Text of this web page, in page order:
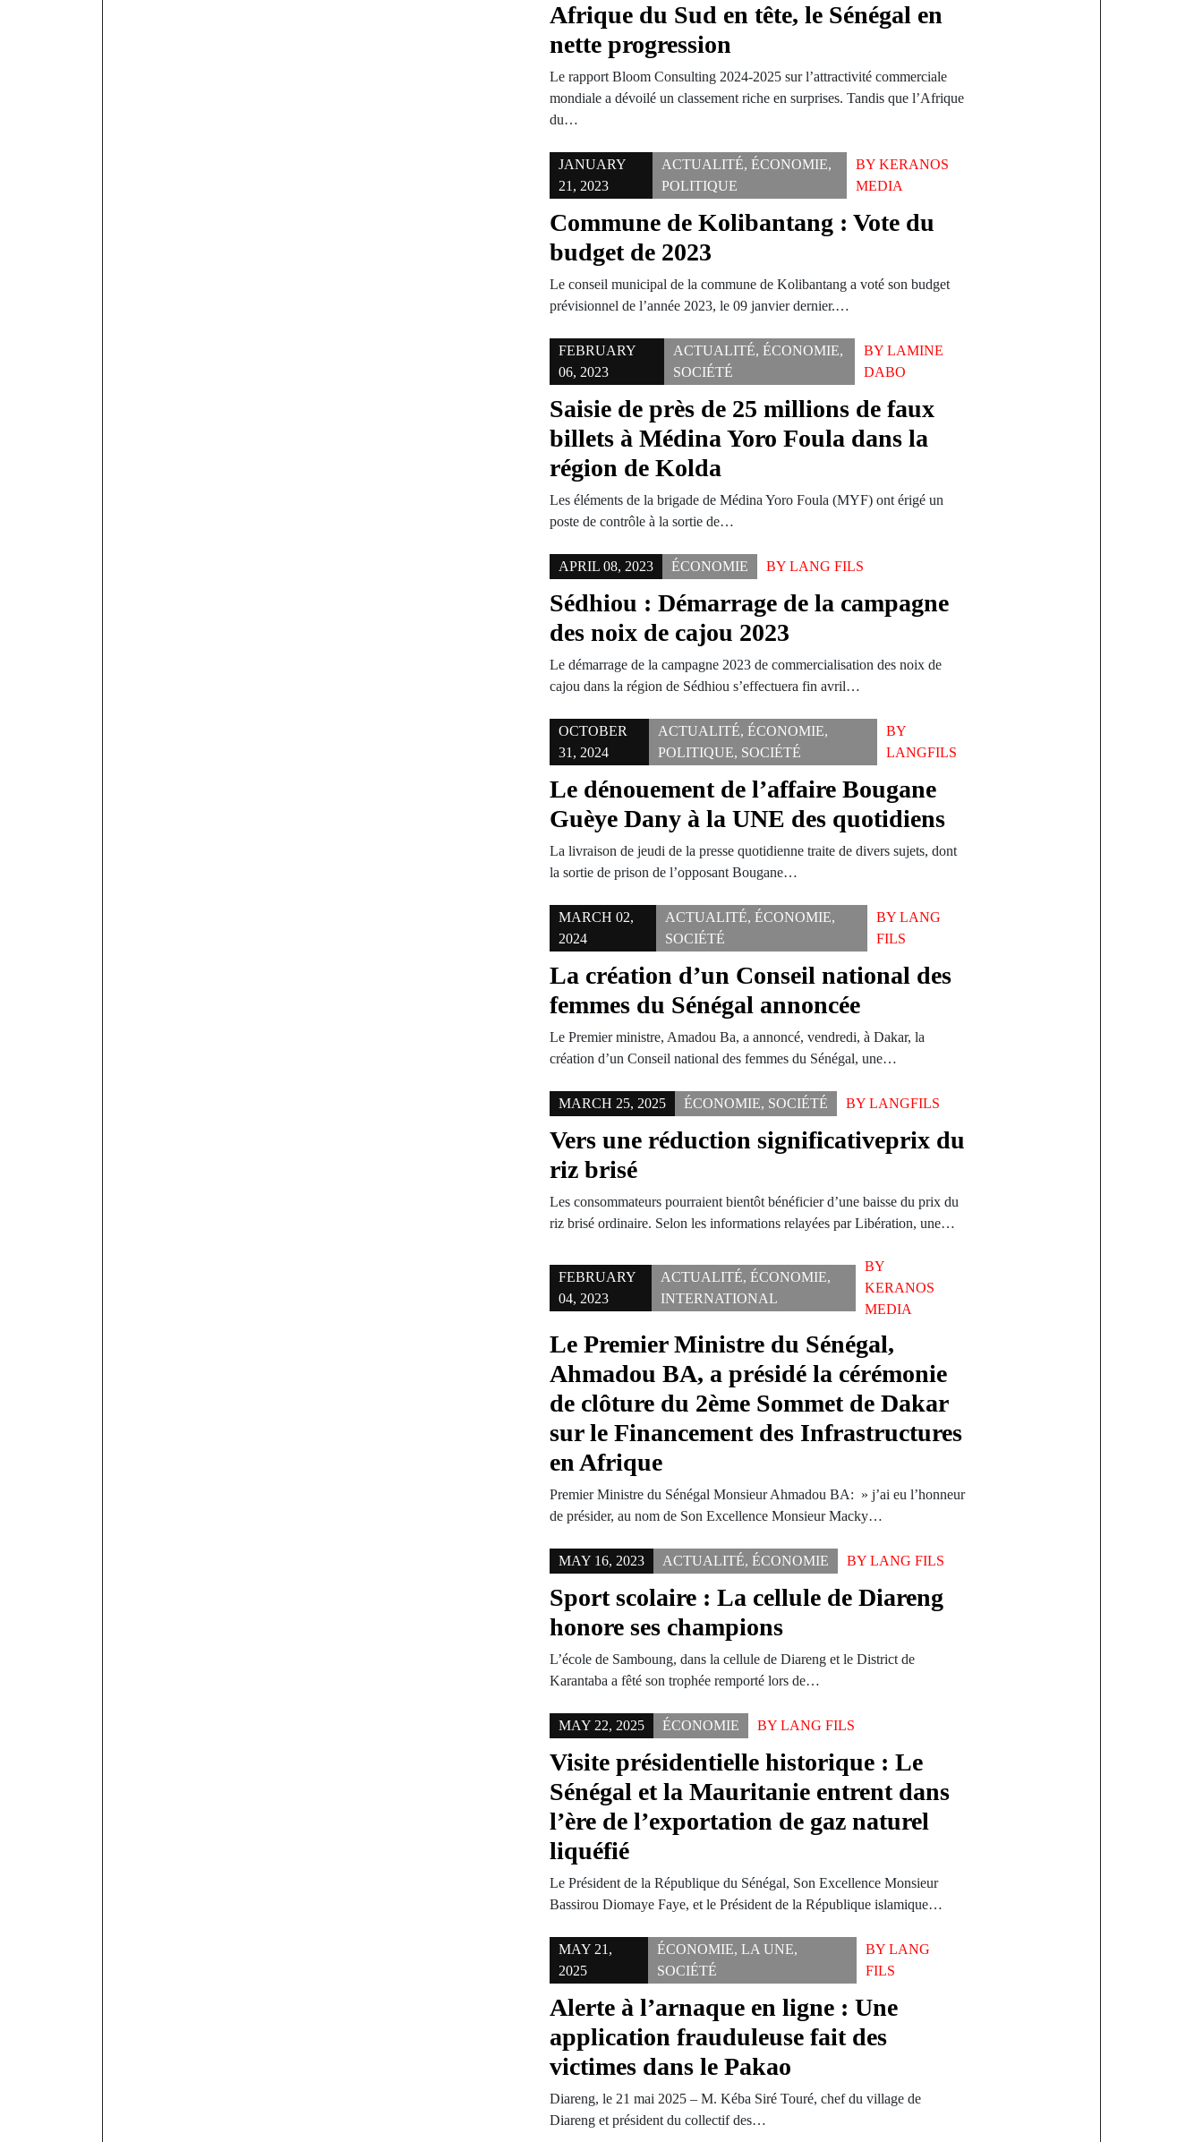
Afrique du Sud en tête, le Sénégal en
nette progression
Le rapport Bloom Consulting 2024-2025 sur l’attractivité commerciale
mondiale a dévoilé un classement riche en surprises. Tandis que l’Afrique
du…
JANUARY
21, 2023
ACTUALITÉ,ÉCONOMIE,
POLITIQUE
BY KERANOS
MEDIA
Commune de Kolibantang : Vote du
budget de 2023
Le conseil municipal de la commune de Kolibantang a voté son budget
prévisionnel de l’année 2023, le 09 janvier dernier.…
FEBRUARY
06, 2023
ACTUALITÉ,ÉCONOMIE,
SOCIÉTÉ
BYLAMINE
DABO
Saisie de près de 25 millions de faux
billets à Médina Yoro Foula dans la
région de Kolda
Les éléments de la brigade de Médina Yoro Foula (MYF) ont érigé un
poste de contrôle à la sortie de…
APRIL 08, 2023 ÉCONOMIE BYLANG FILS
Sédhiou : Démarrage de la campagne
des noix de cajou 2023
Le démarrage de la campagne 2023 de commercialisation des noix de
cajou dans la région de Sédhiou s’effectuera fin avril…
OCTOBER
31, 2024
ACTUALITÉ,ÉCONOMIE,
POLITIQUE, SOCIÉTÉ
BY
LANGFILS
Le dénouement de l’affaire Bougane
Guèye Dany à la UNE des quotidiens
La livraison de jeudi de la presse quotidienne traite de divers sujets, dont
la sortie de prison de l’opposant Bougane…
MARCH 02,
2024
ACTUALITÉ,ÉCONOMIE,
SOCIÉTÉ
BY LANG
FILS
La création d’un Conseil national des
femmes du Sénégal annoncée
Le Premier ministre, Amadou Ba, a annoncé, vendredi, à Dakar, la
création d’un Conseil national des femmes du Sénégal, une…
MARCH 25, 2025 ÉCONOMIE, SOCIÉTÉ BYLANGFILS
Vers une réduction significativeprix du
riz brisé
Les consommateurs pourraient bientôt bénéficier d’une baisse du prix du
riz brisé ordinaire. Selon les informations relayées par Libération, une…
FEBRUARY
04, 2023
ACTUALITÉ, ÉCONOMIE,
INTERNATIONAL
BY
KERANOS
MEDIA
Le Premier Ministre du Sénégal,
Ahmadou BA, a présidé la cérémonie
de clôture du 2ème Sommet de Dakar
sur le Financement des Infrastructures
en Afrique
Premier Ministre du Sénégal Monsieur Ahmadou BA: » j’ai eu l’honneur
de présider, au nom de Son Excellence Monsieur Macky…
MAY 16, 2023 ACTUALITÉ,ÉCONOMIE BYLANG FILS
Sport scolaire : La cellule de Diareng
honore ses champions
L’école de Samboung, dans la cellule de Diareng et le District de
Karantaba a fêté son trophée remporté lors de…
MAY 22, 2025 ÉCONOMIE BYLANG FILS
Visite présidentielle historique : Le
Sénégal et la Mauritanie entrent dans
l’ère de l’exportation de gaz naturel
liquéfié
Le Président de la République du Sénégal, Son Excellence Monsieur
Bassirou Diomaye Faye, et le Président de la République islamique…
MAY 21,
2025
ÉCONOMIE, LA UNE,
SOCIÉTÉ
BYLANG
FILS
Alerte à l’arnaque en ligne : Une
application frauduleuse fait des
victimes dans le Pakao
Diareng, le 21 mai 2025 – M. Kéba Siré Touré, chef du village de
Diareng et président du collectif des…